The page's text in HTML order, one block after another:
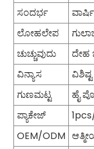
ಸಂದರ್ಭ
ಲೋಹಲೇಪ
ಚುಚ್ಚುವುದು
ದೇಹ
ವಿನ್ಯಾಸ
ಗುಣಮಟ್ಟ
ಹೈ
ಪ್ಯಾಕೇಜ್
OEM/ODM